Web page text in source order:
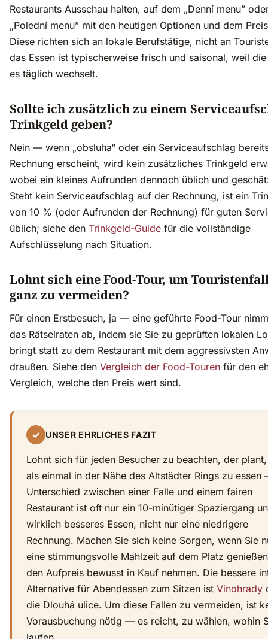
Restaurants Ausschau halten, auf dem „Denní menu”
„Polední menu” mit den heutigen Optionen und dem
Diese richten sich an lokale Berufstätige, nicht an
das Essen ist typischerweise frisch und saisonal, weil die
es täglich wechselt.
Sollte ich zusätzlich zu einem
Trinkgeld geben?
Nein — wenn „obsluha“ oder ein Serviceaufschlag
Rechnung erscheint, wird kein zusätzliches Trinkgeld
wobei ein kleines Aufrunden dennoch üblich und
Steht kein Serviceaufschlag auf der Rechnung, ist ein
von 10 % (oder Aufrunden der Rechnung) für guten
üblich; siehe den Trinkgeld-Guide für die vollständige
Aufschlüsselung nach Situation.
Lohnt sich eine Food-Tour, um
ganz zu vermeiden?
Für einen Erstbesuch, ja — eine geführte Food-Tour
das Rätselraten ab, indem sie Sie zu geprüften lokalen
bringt statt zu dem Restaurant mit dem aggressivsten
draußen. Siehe den Vergleich der Food-Touren für den
Vergleich, welche den Preis wert sind.
✓ UNSER EHRLICHES FAZIT
Lohnt sich für jeden Besucher zu beachten, der
als einmal in der Nähe des Altstädter Rings zu
Unterschied zwischen einer Falle und einem fairen
Restaurant ist oft nur ein 10-minütiger Spaziergang
wirklich besseres Essen, nicht nur eine niedrigere
Rechnung. Machen Sie sich keine Sorgen, wenn Sie
eine stimmungsvolle Mahlzeit auf dem Platz
den Aufpreis bewusst in Kauf nehmen. Die bessere
Alternative für Abendessen zum Sitzen ist Vinohrady
die Dlouhá ulice. Um diese Fallen zu vermeiden, ist
Vorausbuchung nötig — es reicht, zu wählen, wohin